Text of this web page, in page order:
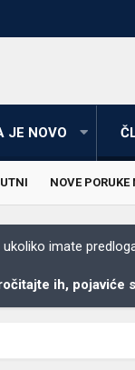
JE NOVO
NOVE
imate
ih,